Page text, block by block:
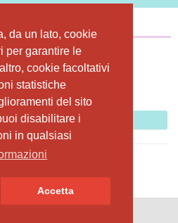
da un lato, cookie
per garantire le
cookie facoltativi
statistiche
del sito
disabilitare i
in qualsiasi
Accetta
da un lato, cookie
per garantire le
cookie facoltativi
statistiche
del sito
disabilitare i
in qualsiasi
Accetta
ora